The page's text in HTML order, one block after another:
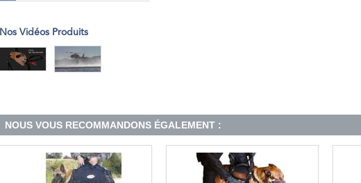
Nos Vidéos Produits
NOUS VOUS RECOMMANDONS ÉGALEMENT :